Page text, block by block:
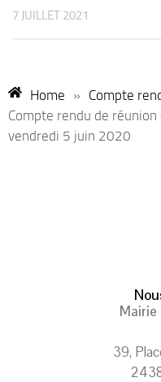
7 JUILLET 2021
Home » Compte
Compte rendu de
vendredi 5 juin 2020
Mairie
39,